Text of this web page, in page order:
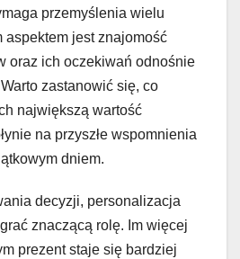
przemyślenia wielu
aspektem jest znajomość
oraz ich oczekiwań odnośnie
zastanowić się, co
największą wartość
na przyszłe wspomnienia
dniem.
decyzji, personalizacja
znaczącą rolę. Im więcej
prezent staje się bardziej